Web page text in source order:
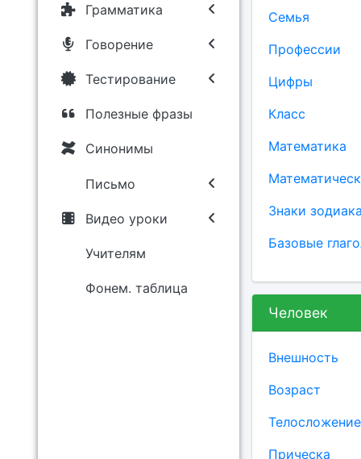
Грамматика
Говорение
Тестирование
Полезные фразы
Синонимы
Письмо
Видео уроки
Учителям
Фонем. таблица
Семья
Профессии
Цифры
Класс
Математика
Знаки
Базовые
Человек
Внешность
Возраст
Телосложение
Прическа